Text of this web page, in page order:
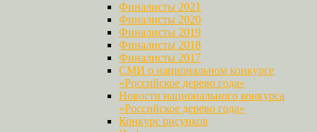
Финалисты 2021
Финалисты 2020
Финалисты 2019
Финалисты 2018
Финалисты 2017
СМИ о национальном конкурсе
«Российское дерево года»
Новости национального конкурса
«Российское дерево года»
Конкурс рисунков